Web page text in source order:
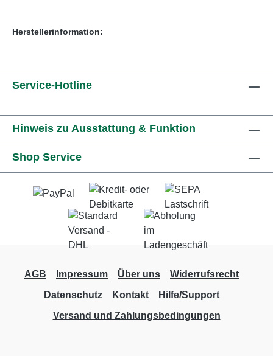
Herstellerinformation:
Service-Hotline
Hinweis zu Ausstattung & Funktion
Shop Service
AGB Impressum Über uns
Widerrufsrecht
Datenschutz
Kontakt
Hilfe/Support
Versand und Zahlungsbedingungen